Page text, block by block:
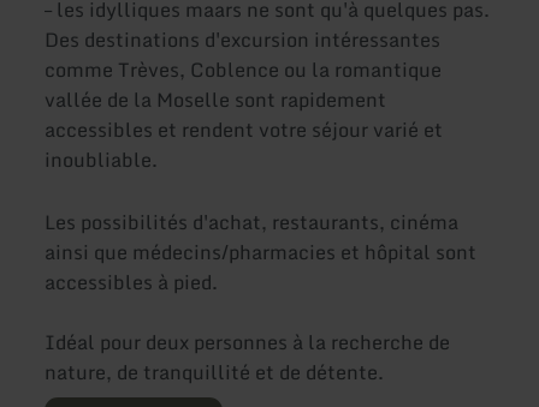
– les idylliques maars ne sont qu'à quelques pas.
Des destinations d'excursion intéressantes
comme Trèves, Coblence ou la romantique
vallée de la Moselle sont rapidement
accessibles et rendent votre séjour varié et
inoubliable.
Les possibilités d'achat, restaurants, cinéma
ainsi que médecins/pharmacies et hôpital sont
accessibles à pied.
Idéal pour deux personnes à la recherche de
nature, de tranquillité et de détente.